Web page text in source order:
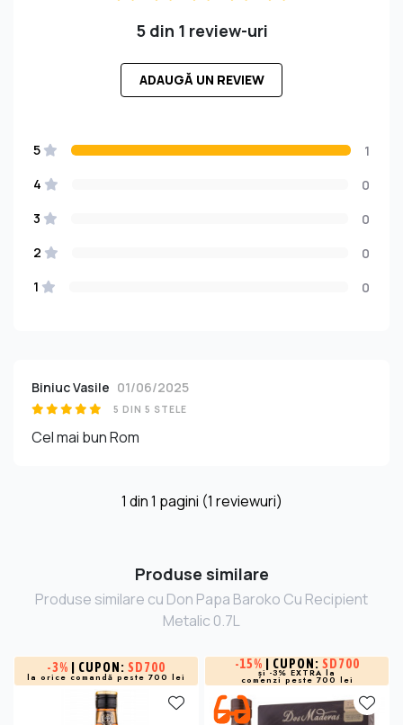
5 din 1 review-uri
ADAUGĂ UN REVIEW
5
1
4
0
3
0
2
0
1
0
Biniuc Vasile 01/06/2025
5 DIN 5 STELE
Cel mai bun Rom
1 din1 pagini (1 reviewuri)
Produse similare
Produse similare cu Don Papa Baroko Cu Recipient
Metalic 0.7L
-3% | CUPON: SD700
la orice comandă peste 700 lei
-15% | CUPON: SD700
și -3% EXTRA la
comenzi peste 700 lei